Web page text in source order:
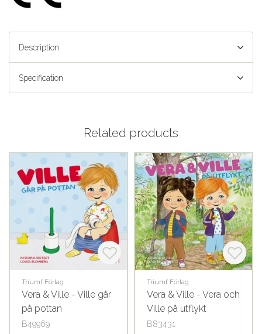
Description
Specification
Related products
Triumf Förlag
Vera & Ville - Ville går
på pottan
B49969
Triumf Förlag
Vera & Ville - Vera och
Ville på utflykt
B83431